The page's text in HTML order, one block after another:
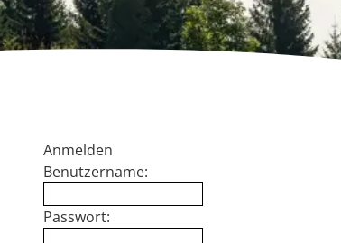
Anmelden
Benutzername:
Passwort: